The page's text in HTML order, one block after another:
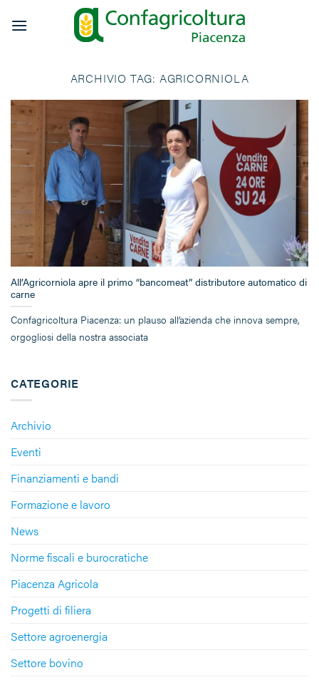
ARCHIVIO TAG: AGRICORNIOLA
CATEGORIE
Archivio
Eventi
Finanziamenti e bandi
Formazione e lavoro
News
Norme fiscali e burocratiche
Piacenza Agricola
Progetti di filiera
Settore agroenergia
Settore bovino
All’Agricorniola apre il primo “bancomeat” distributore automatico di
carne
Confagricoltura Piacenza: un plauso all’azienda che innova sempre,
orgogliosi della nostra associata